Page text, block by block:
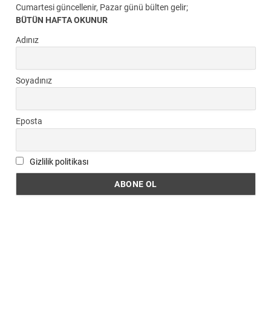
Cumartesi güncellenir, Pazar günü bülten gelir;
BÜTÜN HAFTA OKUNUR
Adınız
Soyadınız
Eposta
Gizlilik politikası